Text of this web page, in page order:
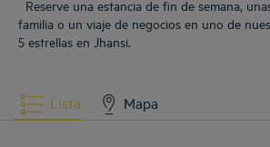
Reserve una estancia de fin de semana,
familia o un viaje de negocios en uno de
5 estrellas en Jhansi.
Lista Mapa